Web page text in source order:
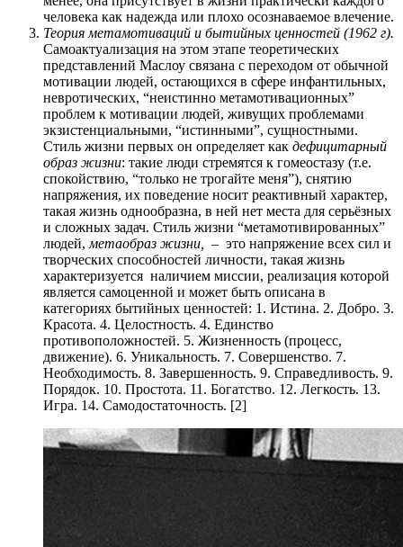
человека как надежда или плохо осознаваемое влечение.
Теория метамотиваций и бытийных ценностей (1962 г).
Самоактуализация на этом этапе теоретических
представлений Маслоу связана с переходом от обычной
мотивации людей, остающихся в сфере инфантильных,
невротических, “неистинно метамотивационных”
проблем к мотивации людей, живущих проблемами
экзистенциальными, “истинными”, сущностными.
Стиль жизни первых он определяет как дефицитарный
образ жизни: такие люди стремятся к гомеостазу (т.е.
спокойствию, “только не трогайте меня”), снятию
напряжения, их поведение носит реактивный характер,
такая жизнь однообразна, в ней нет места для серьёзных
и сложных задач. Стиль жизни “метамотивированных”
людей, метаобраз жизни, – это напряжение всех сил и
творческих способностей личности, такая жизнь
характеризуется наличием миссии, реализация которой
является самоценной и может быть описана в
категориях бытийных ценностей: 1. Истина. 2. Добро. 3.
Красота. 4. Целостность. 4. Единство
противоположностей. 5. Жизненность (процесс,
движение). 6. Уникальность. 7. Совершенство. 7.
Необходимость. 8. Завершенность. 9. Справедливость. 9.
Порядок. 10. Простота. 11. Богатство. 12. Легкость. 13.
Игра. 14. Самодостаточность. [2]